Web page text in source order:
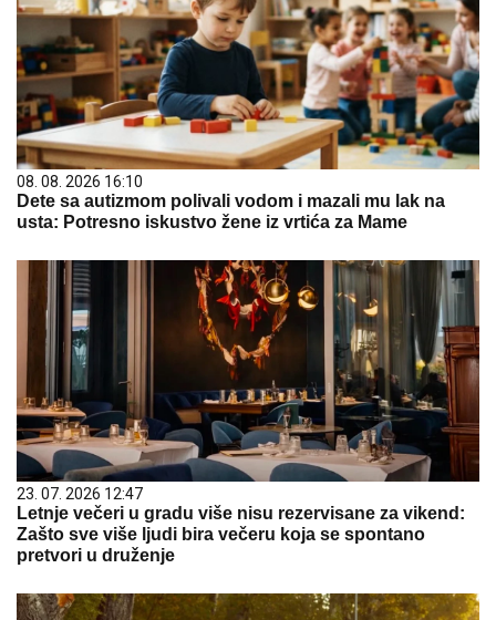
08. 08. 2026 16:10
Dete sa autizmom polivali vodom i mazali mu lak na
usta: Potresno iskustvo žene iz vrtića za Mame
23. 07. 2026 12:47
Letnje večeri u gradu više nisu rezervisane za vikend:
Zašto sve više ljudi bira večeru koja se spontano
pretvori u druženje